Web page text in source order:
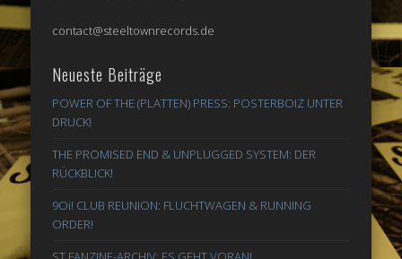
contact@steeltownrecords.de
Neueste Beiträge
POWER OF THE (PLATTEN) PRESS: POSTERBOIZ UNTER
DRUCK!
THE PROMISED END & UNPLUGGED SYSTEM: DER
RÜCKBLICK!
9Oi! CLUB REUNION: FLUCHTWAGEN & RUNNING
ORDER!